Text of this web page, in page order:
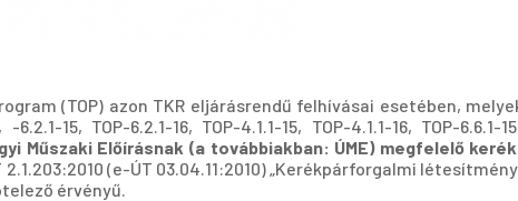
(TOP) azon TKR eljárásrendű felhívásai esetében,
15, TOP-6.2.1-16, TOP-4.1.1-15, TOP-4.1.1-16, TOP-
Műszaki Előírásnak (a továbbiakban: ÚME) megfelelő
(e-ÚT 03.04.11:2010) „Kerékpárforgalmi
érvényű.